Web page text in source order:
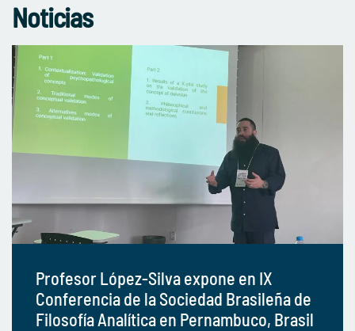
Noticias
Profesor López-Silva expone en IX
Conferencia de la Sociedad Brasileña de
Filosofía Analítica en Pernambuco, Brasil